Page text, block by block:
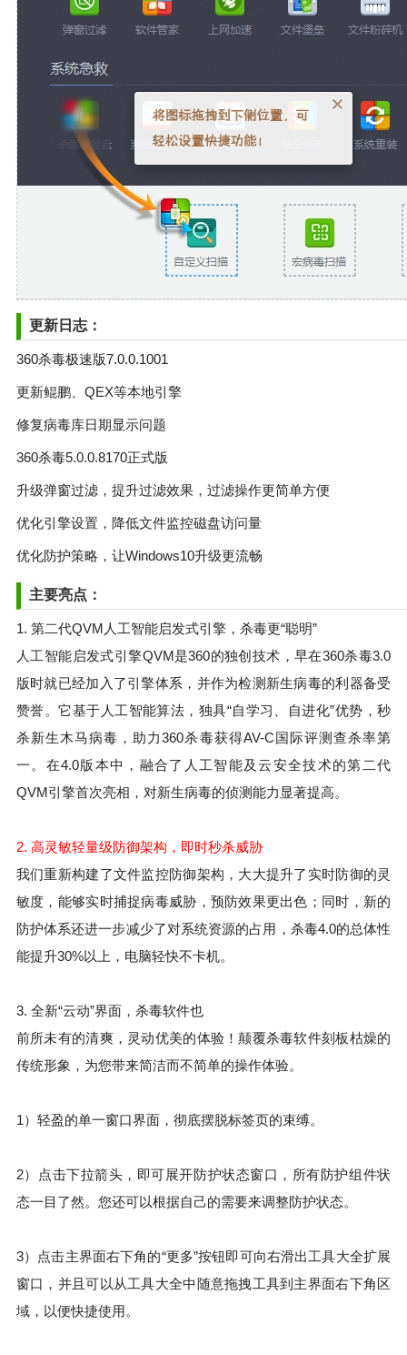
更新日志：
360杀毒极速版7.0.0.1001
更新鲲鹏、QEX等本地引擎
修复病毒库日期显示问题
360杀毒5.0.0.8170正式版
升级弹窗过滤，提升过滤效果，过滤操作更简单方便
优化引擎设置，降低文件监控磁盘访问量
优化防护策略，让Windows10升级更流畅
主要亮点：
1. 第二代QVM人工智能启发式引擎，杀毒更“聪明”
人工智能启发式引擎QVM是360的独创技术，早在360杀毒3.0
版时就已经加入了引擎体系，并作为检测新生病毒的利器备受
赞誉。它基于人工智能算法，独具“自学习、自进化”优势，秒
杀新生木马病毒，助力360杀毒获得AV-C国际评测查杀率第
一。在4.0版本中，融合了人工智能及云安全技术的第二代
QVM引擎首次亮相，对新生病毒的侦测能力显著提高。
2. 高灵敏轻量级防御架构，即时秒杀威胁
我们重新构建了文件监控防御架构，大大提升了实时防御的灵
敏度，能够实时捕捉病毒威胁，预防效果更出色；同时，新的
防护体系还进一步减少了对系统资源的占用，杀毒4.0的总体性
能提升30%以上，电脑轻快不卡机。
3. 全新“云动”界面，杀毒软件也
前所未有的清爽，灵动优美的体验！颠覆杀毒软件刻板枯燥的
传统形象，为您带来简洁而不简单的操作体验。
1）轻盈的单一窗口界面，彻底摆脱标签页的束缚。
2）点击下拉箭头，即可展开防护状态窗口，所有防护组件状
态一目了然。您还可以根据自己的需要来调整防护状态。
3）点击主界面右下角的“更多”按钮即可向右滑出工具大全扩展
窗口，并且可以从工具大全中随意拖拽工具到主界面右下角区
域，以便快捷使用。